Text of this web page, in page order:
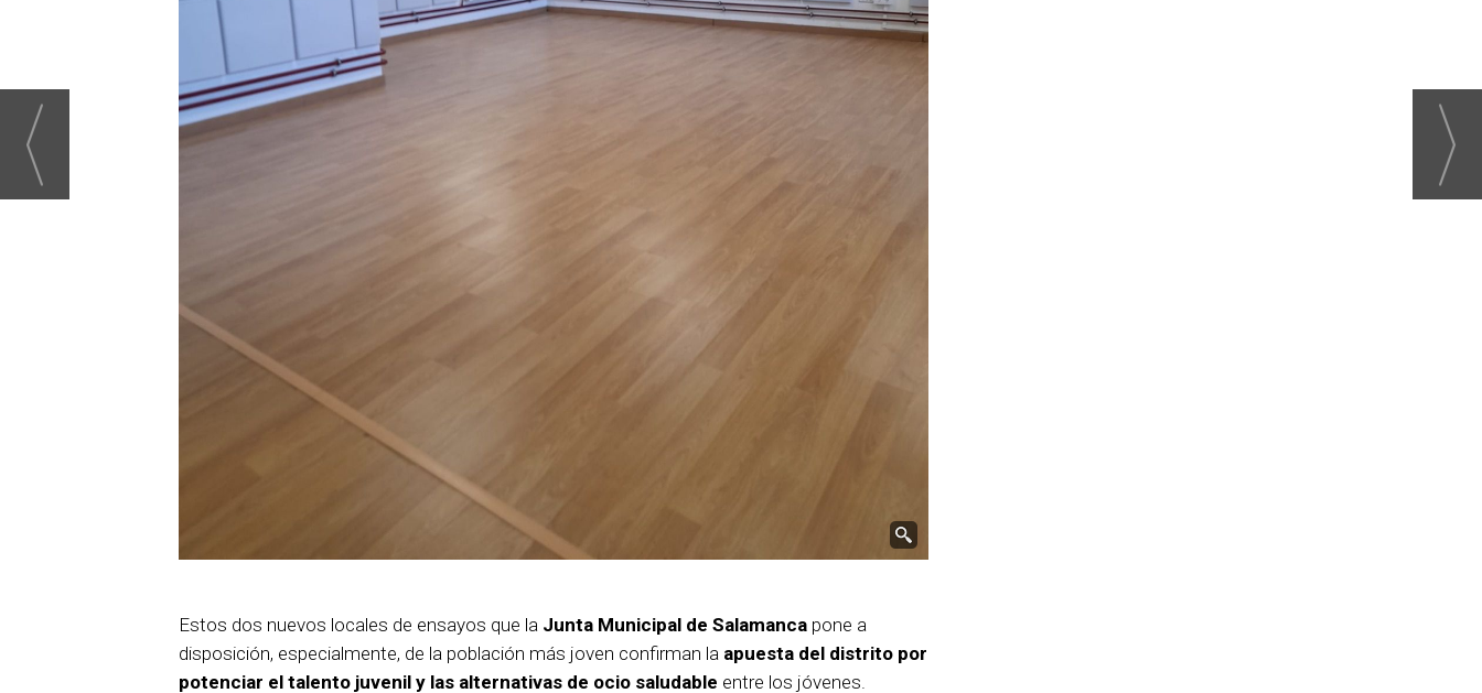
Estos dos nuevos locales de ensayos que la Junta Municipal de Salamanca pone a
disposición, especialmente, de la población más joven confirman la apuesta del distrito por
potenciar el talento juvenil y las alternativas de ocio saludable entre los jóvenes.